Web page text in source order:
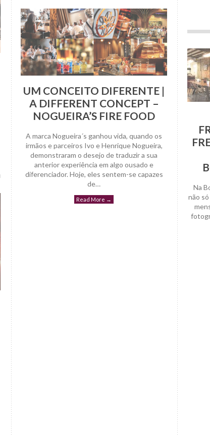
1 Abril, 2019
UM CONCEITO DIFERENTE |
A DIFFERENT CONCEPT –
NOGUEIRA’S FIRE FOOD
A marca Nogueira´s ganhou vida, quando os
irmãos e parceiros Ivo e Henrique Nogueira,
demonstraram o desejo de traduzir a sua
anterior experiência em algo ousado e
diferenciador. Hoje, eles sentem-se capazes
de…
Read More →
Na
não
4 Janeiro, 2019